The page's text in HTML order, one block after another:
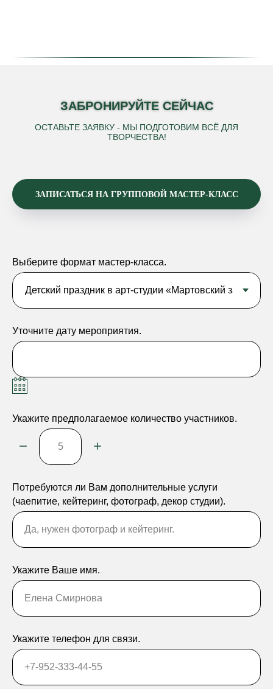
ЗАБРОНИРУЙТЕ СЕЙЧАС
ОСТАВЬТЕ ЗАЯВКУ - МЫ ПОДГОТОВИМ ВСЁ ДЛЯ
ТВОРЧЕСТВА!
ЗАПИСАТЬСЯ НА ГРУППОВОЙ МАСТЕР-КЛАСС
Выберите формат мастер-класса.
Уточните дату мероприятия.
Укажите предполагаемое количество участников.
Потребуются ли Вам дополнительные услуги
(чаепитие, кейтеринг, фотограф, декор студии).
Да, нужен фотограф и кейтеринг.
Укажите Ваше имя.
Елена Смирнова
Укажите телефон для связи.
+7-952-333-44-55